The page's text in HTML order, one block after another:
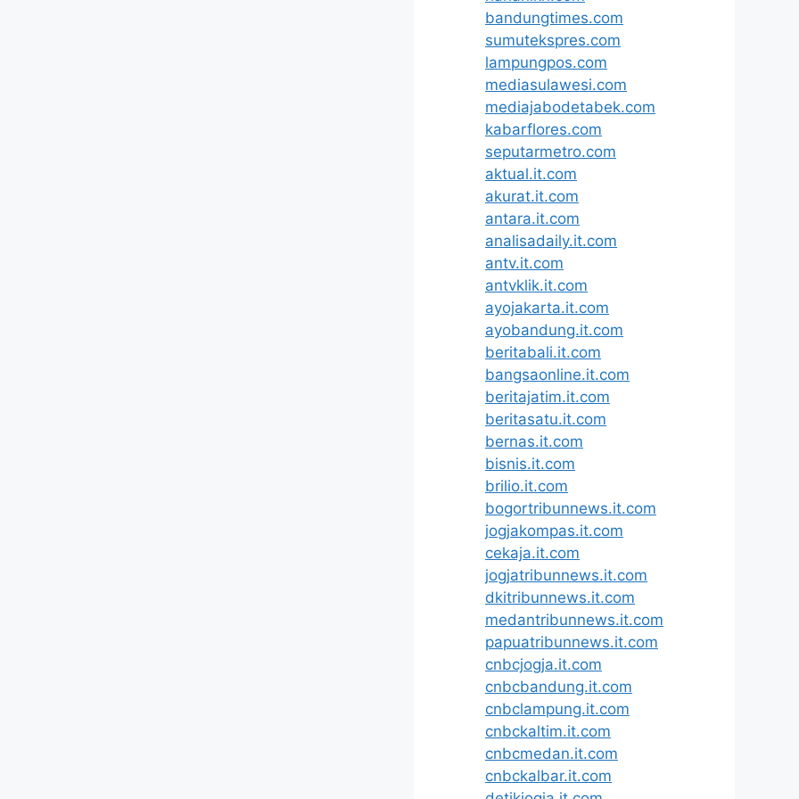
bandungtimes.com
sumutekspres.com
lampungpos.com
mediasulawesi.com
mediajabodetabek.com
kabarflores.com
seputarmetro.com
aktual.it.com
akurat.it.com
antara.it.com
analisadaily.it.com
antv.it.com
antvklik.it.com
ayojakarta.it.com
ayobandung.it.com
beritabali.it.com
bangsaonline.it.com
beritajatim.it.com
beritasatu.it.com
bernas.it.com
bisnis.it.com
brilio.it.com
bogortribunnews.it.com
jogjakompas.it.com
cekaja.it.com
jogjatribunnews.it.com
dkitribunnews.it.com
medantribunnews.it.com
papuatribunnews.it.com
cnbcjogja.it.com
cnbcbandung.it.com
cnbclampung.it.com
cnbckaltim.it.com
cnbcmedan.it.com
cnbckalbar.it.com